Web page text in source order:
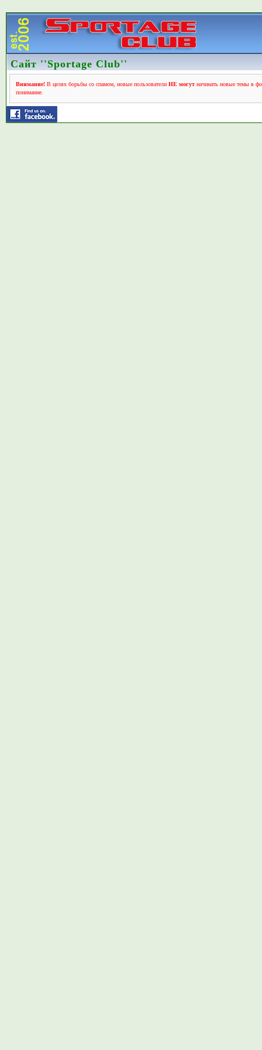
Сайт ''Sportage Club''
Внимание!В целях борьбы со спамом, новые пользователи НЕ могутначинать новые темы в
понимание.